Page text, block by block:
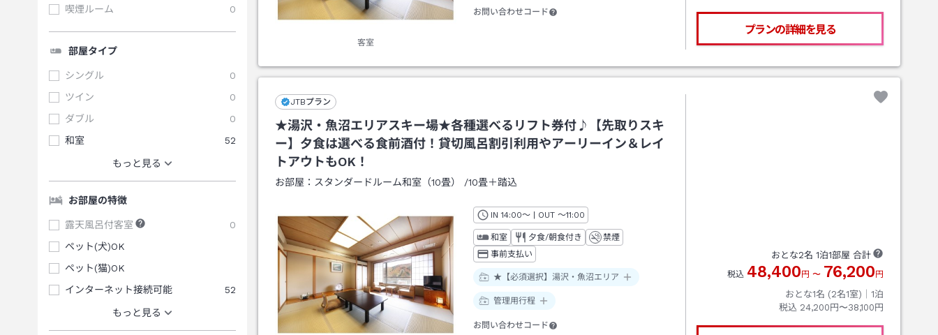
喫煙ルーム
0
部屋タイプ
シングル
0
ツイン
0
ダブル
0
和室
52
もっと見る
お部屋の特徴
露天風呂付客室
0
ペット(犬)OK
ペット(猫)OK
インターネット接続可能
52
もっと見る
客室
お問い合わせコード
プランの詳細を見る
JTBプラン
★湯沢・魚沼エリアスキー場★各種選べるリフト券付♪【先取りスキ
ー】夕食は選べる食前酒付！貸切風呂割引利用やアーリーイン＆レイ
トアウトもOK！
お部屋： スタンダードルーム和室（10畳） /10畳＋踏込
IN チェックイン
14:00～ | OUT チェックアウト
～11:00
和室 夕食/朝食付き
禁煙
事前支払い
★【必須選択】湯沢・魚沼エリア
管理用行程
お問い合わせコード
おとな2名 1泊1部屋 合計
税込 48,400円 〜 76,200円
おとな1名 (2名1室)｜ 1泊
税込 24,200円〜38,100円